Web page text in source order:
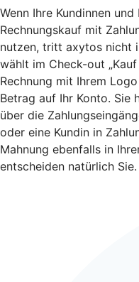
Wenn Ihre Kundinnen
Rechnungskauf mit
nutzen, tritt axytos nicht
wählt im Check-out
Rechnung mit Ihrem
Betrag auf Ihr Konto. Sie
über die
oder eine Kundin in
Mahnung ebenfalls in
entscheiden natürlich Sie.